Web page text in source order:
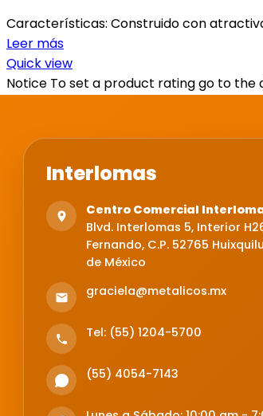
Características: Construido con
Leer más
Quick view
Notice To set a product rating go to the
Interlomas
Centro Comercial
Blvd. Interlomas 5, Interior
Fernando, C.P. 52765
de México
graciela@metalicos.mx
Tel: (55) 1204-5700
(55) 4054-7143